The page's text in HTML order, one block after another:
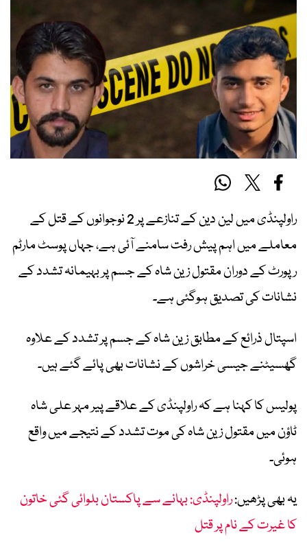
راولپنڈی میں لین دین کے تنازعے پر 2 نوجوانوں کے قتل کے
معاملے میں اہم پیش رفت سامنے آئی ہے، جہاں پوسٹ مارٹم
رپورٹ کے دوران مقتول زین شاہ کے جسم پر بہیمانہ تشدد کے
نشانات کی تصدیق ہوگئی ہے۔
اسپتال ذرائع کے مطابق زین شاہ کے جسم پر تشدد کے علاوہ
گھسیٹنے جیسی خراشوں کے نشانات بھی پائے گئے ہیں۔
پولیس کا کہنا ہے کہ راولپنڈی کے علاقے پیر مہر علی شاہ
ٹاؤن میں مقتول زین شاہ کی موت تشدد کے نتیجے میں واقع
ہوئی۔
یہ بھی پڑھیں:راولپنڈی: بہانے سے پاکستان بلوائی گئی خاتون
کا غیرت کے نام پر قتل